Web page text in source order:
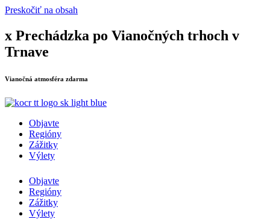
Preskočiť na obsah
x Prechádzka po Vianočných trhoch v
Trnave
Vianočná atmosféra zdarma
Objavte
Regióny
Zážitky
Výlety
Objavte
Regióny
Zážitky
Výlety